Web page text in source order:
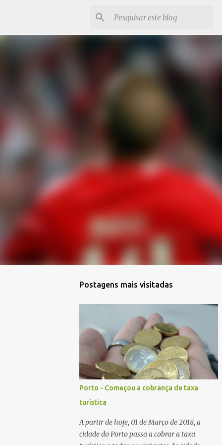
Postagens mais visitadas
Porto - Começou a cobrança de taxa
turística
A partir de hoje, 01 de Março de 2018, a
cidade do Porto passa a cobrar a taxa